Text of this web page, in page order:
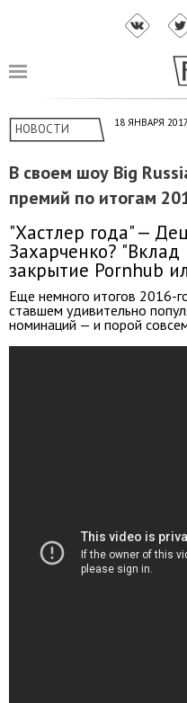
НОВОСТИ 18 ЯНВАРЯ 2017
В своем шоу Big
премий по итогам
"Хастлер года" —
Захарченко?
закрытие Pornhub
Еще немного итогов 2016-
ставшем удивительно
номинаций — и порой